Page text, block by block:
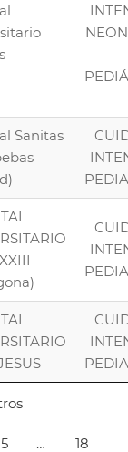
Sanitas
5 … 18